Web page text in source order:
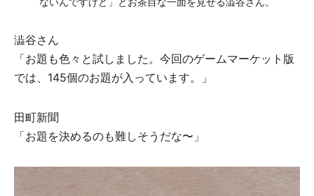
澁⾕さん
「お題も⾊々と試しました。今回のゲームマーケット版
では、145個のお題が入っています。」
⽥町新聞
「お題を決めるのも難しそうだな〜」